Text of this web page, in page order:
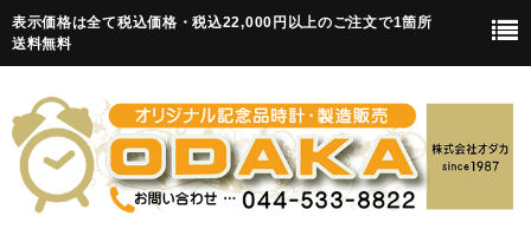
表示価格は全て税込価格・税込22,000円以上のご注文で1箇所
送料無料